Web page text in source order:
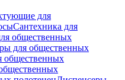
для
Сантехника для
общественных
для общественных
общественных